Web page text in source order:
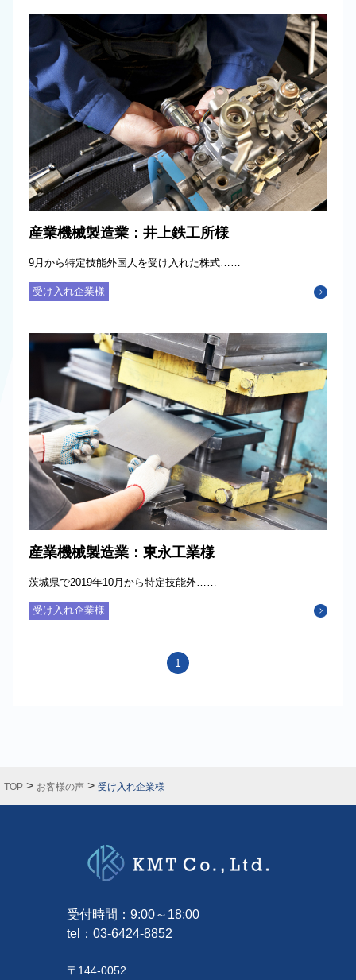
産業機械製造業：井上鉄工所様
9月から特定技能外国人を受け入れた株式……
受け入れ企業様
産業機械製造業：東永工業様
茨城県で2019年10月から特定技能外……
受け入れ企業様
1
TOP > お客様の声 > 受け入れ企業様
受付時間：9:00～18:00
tel： 03-6424-8852
〒144-0052